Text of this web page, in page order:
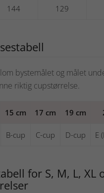
144 129
bystemålet og målet
riktig cupstørrelse.
15 cm 17 cm 19 cm
B-cup C-cup D-cup E
for S, M, L, XL